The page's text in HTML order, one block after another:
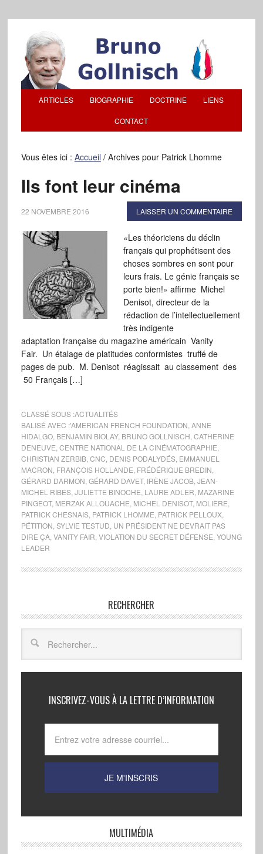
ARTICLES BIOGRAPHIE DOCTRINE LIENS
CONTACT
Vous êtes ici : Accueil /Archives pour Patrick Lhomme
Ils font leur cinéma
22 NOVEMBRE 2016 LAISSER UN COMMENTAIRE
«Les théoriciens du déclin
français qui prophétisent des
choses sombres en sont pour
leurs frais. Le génie français se
porte bien!» affirme Michel
Denisot, directeur de la
rédaction de l’intellectuellement
très indigente
adaptation française du magazine américain Vanity
Fair. Un étalage de platitudes conformistes truffé de
pages de pub. M. Denisot réagissait au classement des
50 Français […]
CLASSÉ SOUS :ACTUALITÉS
BALISÉ AVEC :'AMERICAN FRENCH FOUNDATION ANNE
HIDALGO, BENJAMIN BIOLAY, BRUNO GOLLNISCH CATHERINE
DENEUVE CENTRE NATIONAL DE LA CINÉMATOGRAPHIE
CHRISTIAN ZERBIB, CNC DENIS PODALYDÉS, EMMANUEL
MACRON FRANÇOIS HOLLANDE FRÉDÉRIQUE BREDIN
GÉRARD DARMON GÉRARD DAVET, IRÈNE JACOB, JEAN-
MICHEL RIBES, JULIETTE BINOCHE LAURE ADLER MAZARINE
PINGEOT, MERZAK ALLOUACHE MICHEL DENISOT, MOLIÈRE
PATRICK CHESNAIS, PATRICK LHOMME PATRICK PELLOUX,
PÉTITION SYLVIE TESTUD UN PRÉSIDENT NE DEVRAIT PAS
DIRE ÇA, VANITY FAIR VIOLATION DU SECRET DÉFENSE YOUNG
LEADER
RECHERCHER
INSCRIVEZ-VOUS À LA LETTRE D’INFORMATION
MULTIMÉDIA